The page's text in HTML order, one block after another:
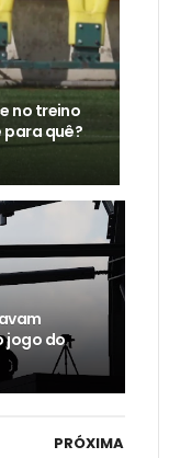
no treino
para quê?
jogo do
PRÓXIMA